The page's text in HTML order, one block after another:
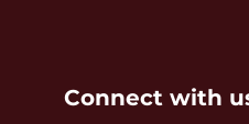
Connect with